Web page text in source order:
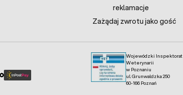
reklamacje
Zażądaj zwrotu jako gość
Wojewódzki Inspektorat
Weterynarii
w Poznaniu
ul. Grunwaldzka 250
60-166 Poznań